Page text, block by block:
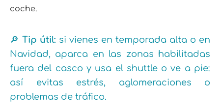
coche.
🔎 Tip útil: si vienes en temporada alta o en
Navidad, aparca en las zonas habilitadas
fuera del casco y usa el shuttle o ve a pie:
así evitas estrés, aglomeraciones o
problemas de tráfico.